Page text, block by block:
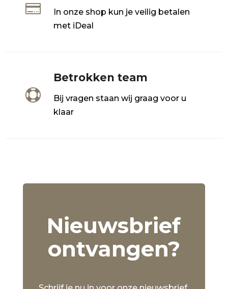

In onze shop kun je veilig betalen
met iDeal

Betrokken team
Bij vragen staan wij graag voor u
klaar
Nieuwsbrief
ontvangen?